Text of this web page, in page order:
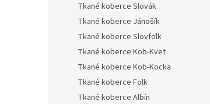
Tkané koberce Slovák
Tkané koberce Jánošík
Tkané koberce Slovfolk
Tkané koberce Kob-Kvet
Tkané koberce Kob-Kocka
Tkané koberce Folk
Tkané koberce Albín